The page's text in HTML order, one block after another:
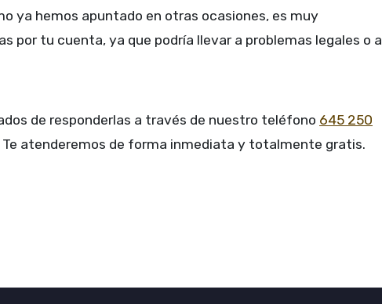
ya hemos apuntado en otras ocasiones, es muy
por tu cuenta, ya que podría llevar a problemas legales o a
de responderlas a través de nuestro teléfono 645 250
Te atenderemos de forma inmediata y totalmente gratis.